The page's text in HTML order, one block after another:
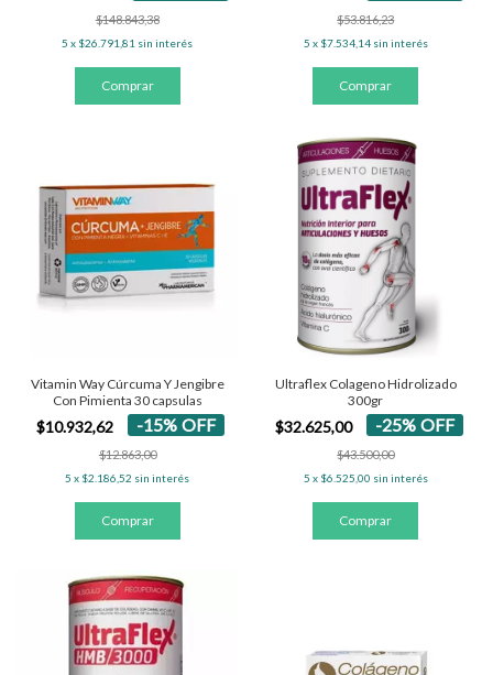
$148.843,38
5 x $26.791,81 sin interés
$53.816,23
5 x $7.534,14 sin interés
Vitamin Way Cúrcuma Y Jengibre
Con Pimienta 30 capsulas
$10.932,62 -15%OFF
$12.863,00
5 x $2.186,52 sin interés
Ultraflex Colageno Hidrolizado
300gr
$32.625,00 -25% OFF
$43.500,00
5 x $6.525,00 sin interés